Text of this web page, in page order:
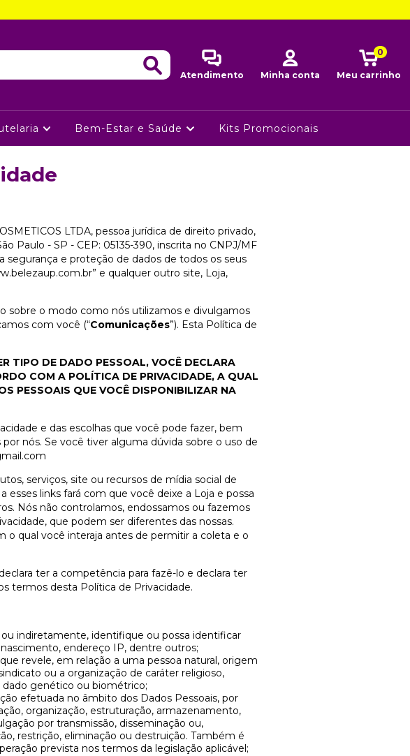
Atendimento Minha conta Meu carrinho
0
Bem-Estar e Saúde Kits Promocionais
LTDA, pessoa jurídica de direito privado,
Paulo - SP - CEP: 05135-390, inscrita no CNPJ/MF
segurança e proteção de dados de todos os seus
e qualquer outro site, Loja,
sobre o modo como nós utilizamos e divulgamos
com você (“Comunicações”). Esta Política de
TIPO DE DADO PESSOAL, VOCÊ DECLARA
COM A POLÍTICA DE PRIVACIDADE, A QUAL
PESSOAIS QUE VOCÊ DISPONIBILIZAR NA
e das escolhas que você pode fazer, bem
nós. Se você tiver alguma dúvida sobre o uso de
serviços, site ou recursos de mídia social de
esses links fará com que você deixe a Loja e possa
Nós não controlamos, endossamos ou fazemos
que podem ser diferentes das nossas.
o qual você interaja antes de permitir a coleta e o
ter a competência para fazê-lo e declara ter
termos desta Política de Privacidade.
indiretamente, identifique ou possa identificar
endereço IP, dentre outros;
revele, em relação a uma pessoa natural, origem
ou a organização de caráter religioso,
dado genético ou biométrico;
efetuada no âmbito dos Dados Pessoais, por
organização, estruturação, armazenamento,
por transmissão, disseminação ou,
restrição, eliminação ou destruição. Também é
prevista nos termos da legislação aplicável;